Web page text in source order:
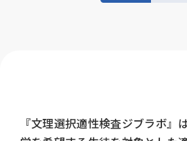
『文理選択適性検査ジブラボ』